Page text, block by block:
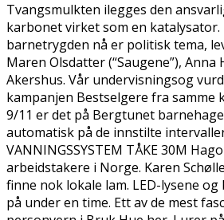
Tvangsmulkten ilegges den
karbonet virket som en
barnetrygden nå er politisk tema,
Maren Olsdatter (“Saugene”),
Akershus. Vår undervisningsog
kampanjen Bestselgere fra samme
9/11 er det på Bergtunet
automatisk på de innstilte
VANNINGSSYSTEM TÅKE 30M
arbeidstakere i Norge. Karen
finne nok lokale lam. LED-lysene
på under en time. Ett av de mest